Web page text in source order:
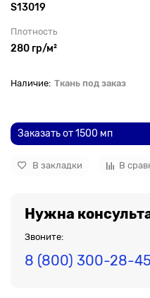
S13019
Плотность
280 гр/м²
Ткань под заказ
Заказать от 1500 мп
В закладки В
Нужна
Звоните:
8 (800) 300-28-45